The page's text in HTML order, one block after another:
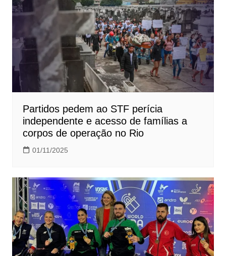
Partidos pedem ao STF perícia
independente e acesso de famílias a
corpos de operação no Rio
01/11/2025